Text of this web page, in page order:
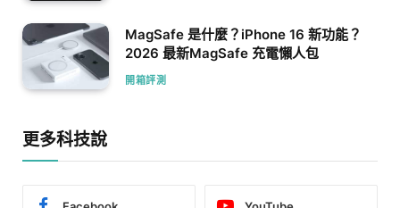
MagSafe 是什麼？iPhone 16 新功能？
2026 最新MagSafe 充電懶人包
開箱評測
更多科技說